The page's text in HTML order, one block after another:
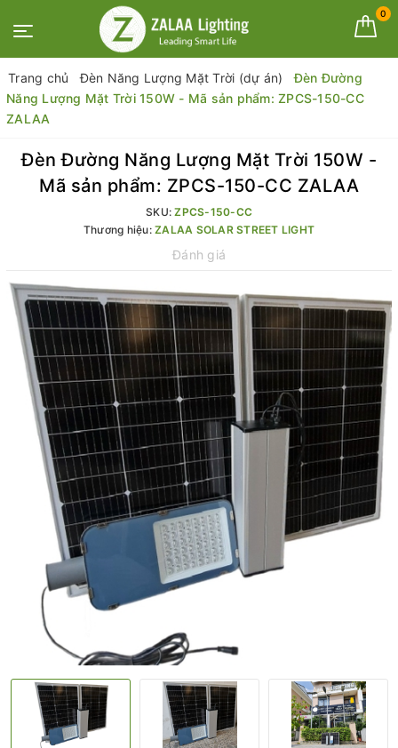
0
Trang chủ Đèn Năng Lượng Mặt Trời (dự án)
Đèn Đường
Năng Lượng Mặt Trời 150W - Mã sản phẩm: ZPCS-150-CC
ZALAA
Đèn Đường Năng Lượng Mặt Trời 150W -
Mã sản phẩm: ZPCS-150-CC ZALAA
SKU:ZPCS-150-CC
Thương hiệu:ZALAA SOLAR STREET LIGHT
Đánh giá